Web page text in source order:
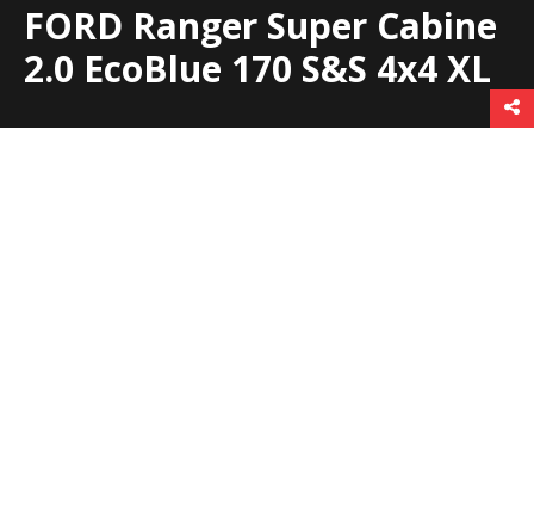
FORD Ranger Super Cabine
2.0 EcoBlue 170 S&S 4x4 XL